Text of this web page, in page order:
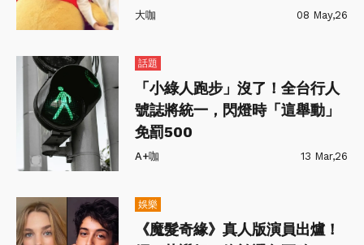
大咖 08 May,26
話題
「小綠人跑步」沒了！全台行人
號誌將統一，閃燈時「這舉動」
免罰500
A+咖 13 Mar,26
娛樂
《魔髮奇緣》真人版演員出爐！